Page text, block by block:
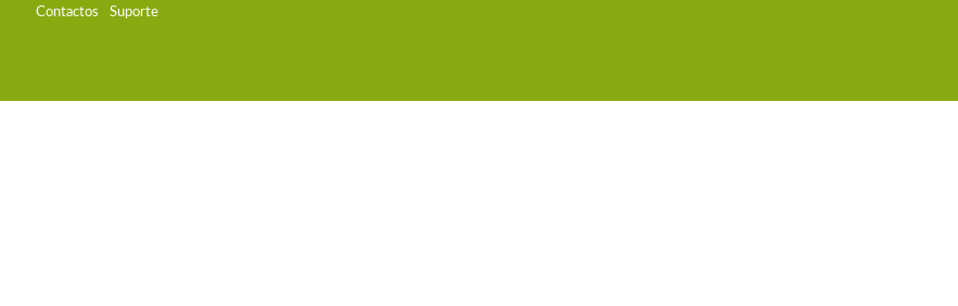
Contactos
Suporte